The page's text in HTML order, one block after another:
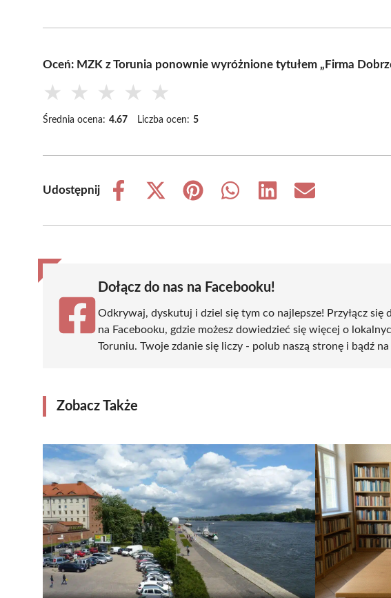
Oceń: MZK z Torunia ponownie wyróżnione tytułem „Firma
★ ★ ★ ★ ★
Średnia ocena: 4.67 Liczba ocen: 5
Udostępnij
Share
Share
(Twitter)
Share
Share
Share
Share
Dołącz do nas na Facebooku!
Odkrywaj, dyskutuj i dziel się tym co najlepsze! Przyłącz się
na Facebooku, gdzie możesz dowiedzieć się więcej o
Toruniu. Twoje zdanie się liczy - polub naszą stronę i bądź na
Zobacz Także